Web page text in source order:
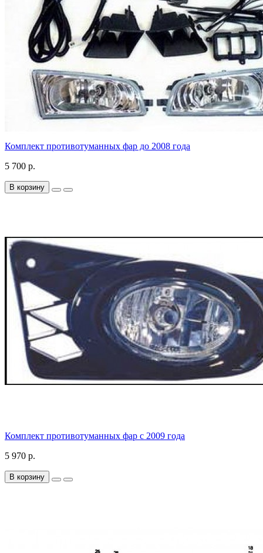
Комплект противотуманных фар до 2008 года
5 700 р.
В корзину
Комплект противотуманных фар с 2009 года
5 970 р.
В корзину